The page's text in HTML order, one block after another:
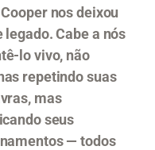
nos deixou
legado. Cabe a nós
lo vivo, não
repetindo suas
mas
seus
— todos